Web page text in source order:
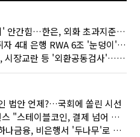
'달러 붙잡기' 안간힘…한은, 외화 초과지준에 이자 6개월 더
환율 14원 뛰자 4대 은행 RWA 6조 '눈덩이'…2배 뛴 2분기는?
한은·금감원, 시장교란 등 '외환공동검사'…환율 급등 전방위 대응
법안 언제?…국회에 쏠린 시선
BOK 컨퍼런스 "스테이블코인, 결제 넘어 보험 대출 등 금융 연결 도구"
M&A 잠룡 하나금융, 비은행서 '두나무'로 눈돌린 이유는